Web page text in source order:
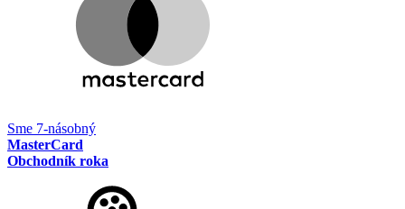
Sme 7-násobný
MasterCard
Obchodník roka